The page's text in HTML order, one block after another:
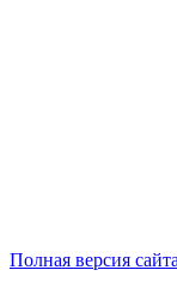
Полная версия сайта